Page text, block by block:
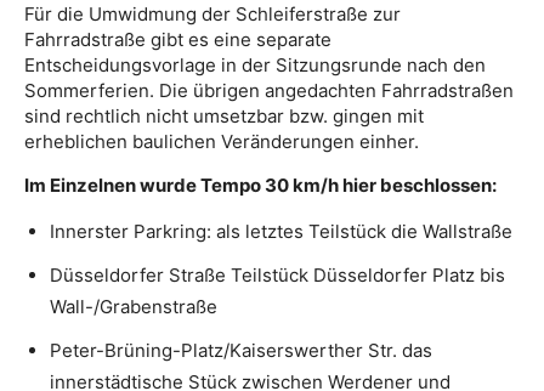
Für die Umwidmung der Schleiferstraße zur
Fahrradstraße gibt es eine separate
Entscheidungsvorlage in der Sitzungsrunde nach den
Sommerferien. Die übrigen angedachten Fahrradstraßen
sind rechtlich nicht umsetzbar bzw. gingen mit
erheblichen baulichen Veränderungen einher.
Im Einzelnen wurde Tempo 30 km/h hier beschlossen:
Innerster Parkring: als letztes Teilstück die Wallstraße
Düsseldorfer Straße Teilstück Düsseldorfer Platz bis
Wall-/Grabenstraße
Peter-Brüning-Platz/Kaiserswerther Str. das
innerstädtische Stück zwischen Werdener und